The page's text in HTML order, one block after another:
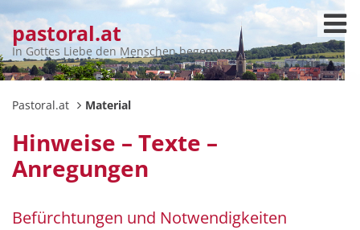
pastoral.at
In Gottes Liebe den Menschen begegnen
Pastoral.at Material
Hinweise – Texte –
Anregungen
Befürchtungen und Notwendigkeiten